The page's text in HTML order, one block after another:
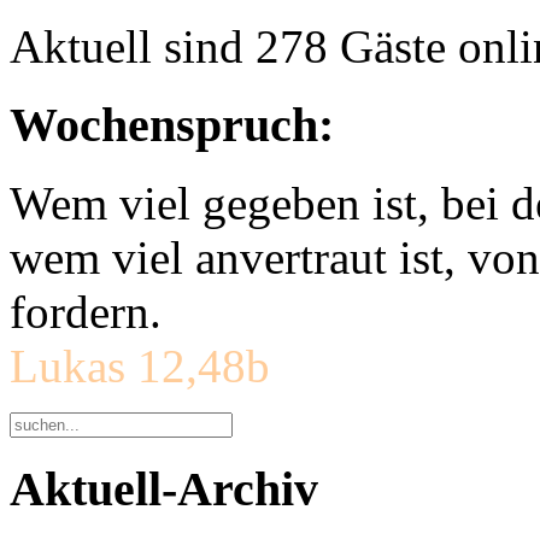
Aktuell sind 278 Gäste
Wochenspruch:
Wem viel gegeben ist, bei
wem viel anvertraut ist,
fordern.
Lukas 12,48b
Aktuell-Archiv